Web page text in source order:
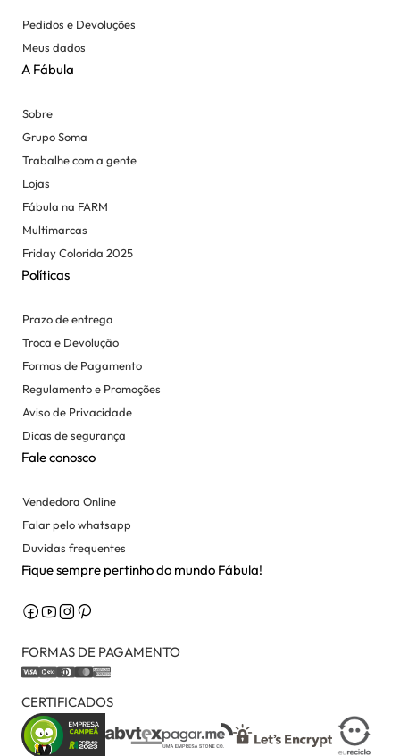
Pedidos e Devoluções
Meus dados
A Fábula
Sobre
Grupo Soma
Trabalhe com a gente
Lojas
Fábula na FARM
Multimarcas
Friday Colorida 2025
Políticas
Prazo de entrega
Troca e Devolução
Formas de Pagamento
Regulamento e Promoções
Aviso de Privacidade
Dicas de segurança
Fale conosco
Vendedora Online
Falar pelo whatsapp
Duvidas frequentes
Fique sempre pertinho do mundo Fábula!
FORMAS DE PAGAMENTO
CERTIFICADOS